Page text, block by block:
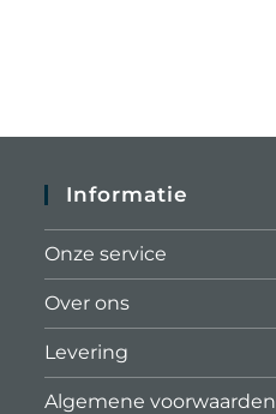
Informatie
Onze service
Over ons
Levering
Algemene voorwaarden